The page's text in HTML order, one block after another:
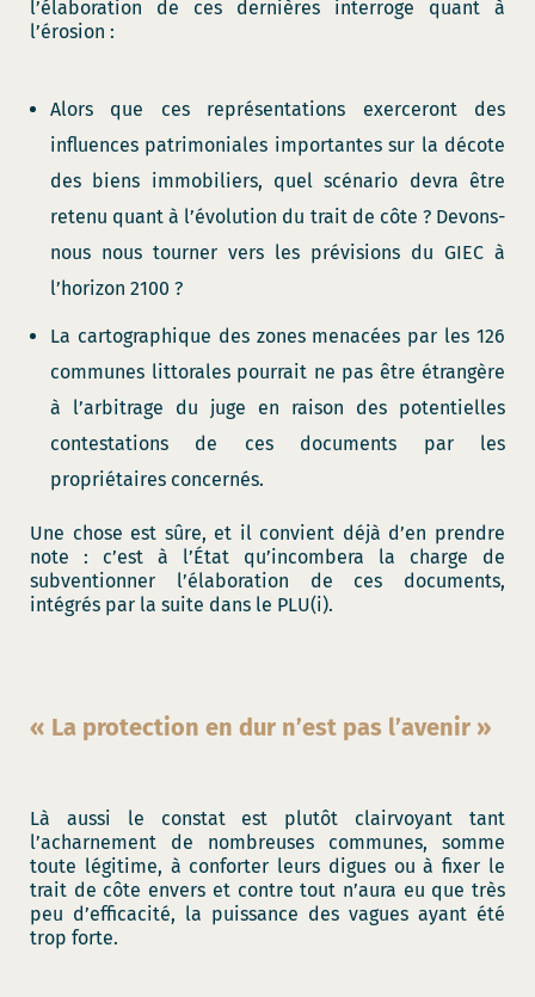
l’élaboration de ces dernières interroge quant à
l’érosion :
Alors que ces représentations exerceront des
influences patrimoniales importantes sur la décote
des biens immobiliers, quel scénario devra être
retenu quant à l’évolution du trait de côte ? Devons-
nous nous tourner vers les prévisions du GIEC à
l’horizon 2100 ?
La cartographique des zones menacées par les 126
communes littorales pourrait ne pas être étrangère
à l’arbitrage du juge en raison des potentielles
contestations de ces documents par les
propriétaires concernés.
Une chose est sûre, et il convient déjà d’en prendre
note : c’est à l’État qu’incombera la charge de
subventionner l’élaboration de ces documents,
intégrés par la suite dans le PLU(i).
« La protection en dur n’est pas l’avenir »
Là aussi le constat est plutôt clairvoyant tant
l’acharnement de nombreuses communes, somme
toute légitime, à conforter leurs digues ou à fixer le
trait de côte envers et contre tout n’aura eu que très
peu d’efficacité, la puissance des vagues ayant été
trop forte.